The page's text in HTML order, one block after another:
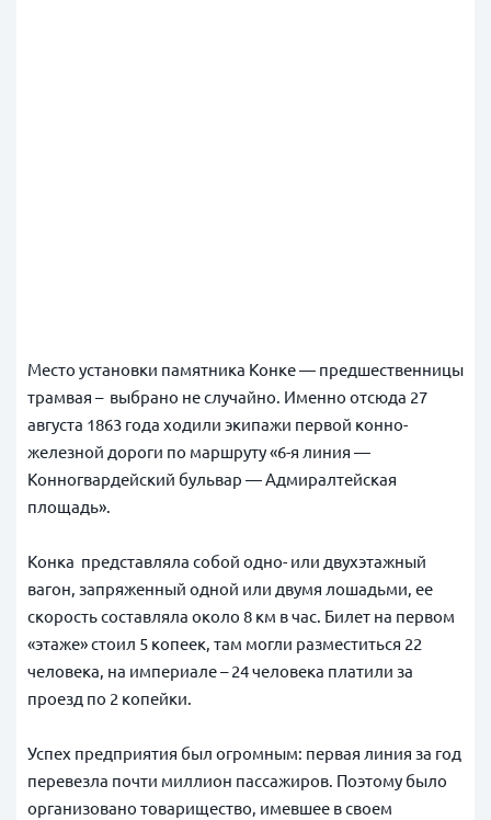
Место установки памятника Конке — предшественницы
трамвая – выбрано не случайно. Именно отсюда 27
августа 1863 года ходили экипажи первой конно-
железной дороги по маршруту «6-я линия —
Конногвардейский бульвар — Адмиралтейская
площадь».
Конка представляла собой одно- или двухэтажный
вагон, запряженный одной или двумя лошадьми, ее
скорость составляла около 8 км в час. Билет на первом
«этаже» стоил 5 копеек, там могли разместиться 22
человека, на империале – 24 человека платили за
проезд по 2 копейки.
Успех предприятия был огромным: первая линия за год
перевезла почти миллион пассажиров. Поэтому было
организовано товарищество, имевшее в своем